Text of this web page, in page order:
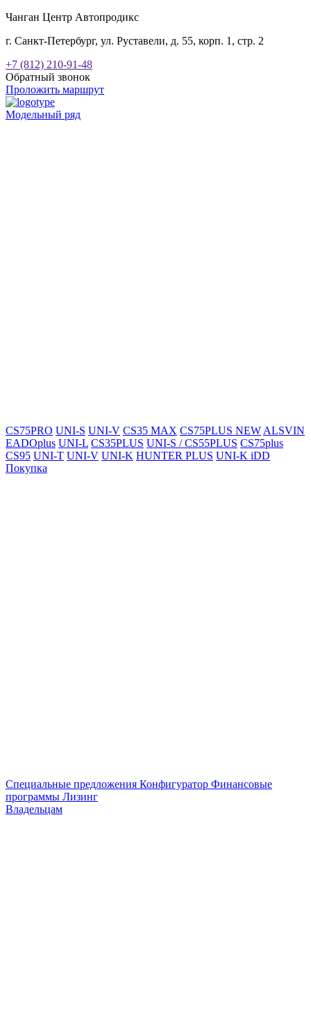
Чанган Центр Автопродикс
г. Санкт-Петербург, ул. Руставели, д. 55, корп. 1, стр. 2
+7 (812) 210-91-48
Обратный звонок
Проложить маршрут
Модельный ряд
CS75PRO UNI-S UNI-V CS35 MAX CS75PLUS NEW ALSVIN
EADOplus UNI-L CS35PLUS UNI-S / CS55PLUS CS75plus
CS95 UNI-T UNI-V UNI-K HUNTER PLUS UNI-K iDD
Покупка
Специальные предложения Конфигуратор Финансовые
программы Лизинг
Владельцам